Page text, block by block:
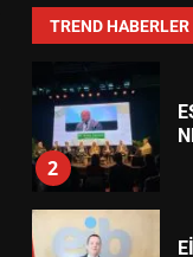
TREND HABERLER
2
3